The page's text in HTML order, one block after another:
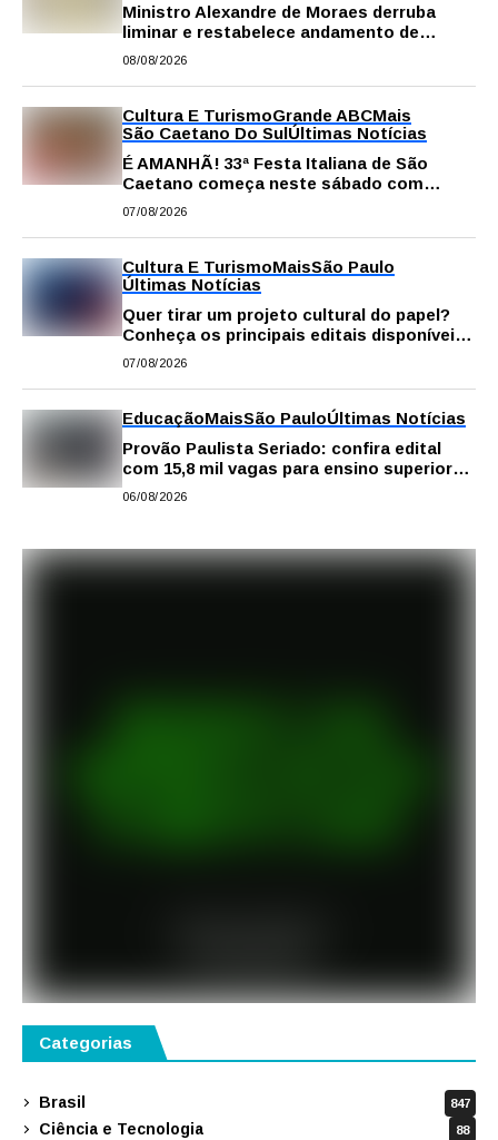
Ministro Alexandre de Moraes derruba
liminar e restabelece andamento de
comissão processante contra vereador
08/08/2026
Cultura E TurismoGrande ABCMais
São Caetano Do SulÚltimas Notícias
É AMANHÃ! 33ª Festa Italiana de São
Caetano começa neste sábado com
gastronomia, música e solidariedade
07/08/2026
Cultura E TurismoMaisSão Paulo
Últimas Notícias
Quer tirar um projeto cultural do papel?
Conheça os principais editais disponíveis
em São Paulo
07/08/2026
EducaçãoMaisSão PauloÚltimas Notícias
Provão Paulista Seriado: confira edital
com 15,8 mil vagas para ensino superior
público
06/08/2026
Categorias
Brasil 847
Ciência e Tecnologia 88